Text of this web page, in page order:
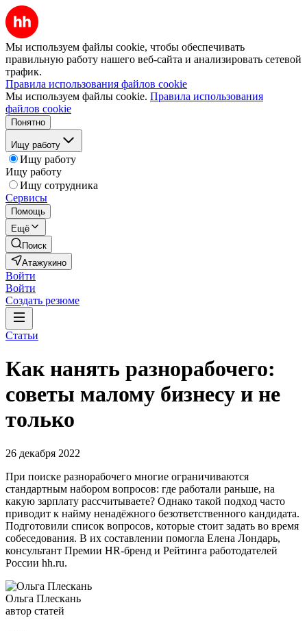
Мы используем файлы cookie, чтобы обеспечивать
правильную работу нашего веб-сайта и анализировать сетевой
трафик.
Правила использования файлов cookie
Мы используем файлы cookie. Правила использования
файлов cookie
Понятно
Ищу работу
Ищу работу
Ищу работу
Ищу сотрудника
Сервисы
Помощь
Ещё
Поиск
Атажукино
Войти
Войти
Создать резюме
Статьи
Как нанять разнорабочего:
советы малому бизнесу и не
только
26 декабря 2022
При поиске разнорабочего многие ограничиваются
стандартным набором вопросов: где работали раньше, на
какую зарплату рассчитываете? Однако такой подход часто
приводит к найму ненадёжного безответственного кандидата.
Подготовили список вопросов, которые стоит задать во время
собеседования. В их составлении помогла Елена Лондарь,
консультант Премии HR-бренд и Рейтинга работодателей
России hh.ru.
Ольга Плескань
автор статей